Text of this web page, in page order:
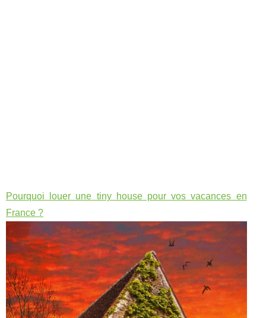
Pourquoi louer une tiny house pour vos vacances en
France ?